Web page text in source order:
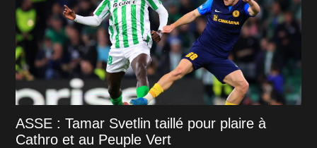
ASSE : Tamar Svetlin taillé pour plaire à
Cathro et au Peuple Vert